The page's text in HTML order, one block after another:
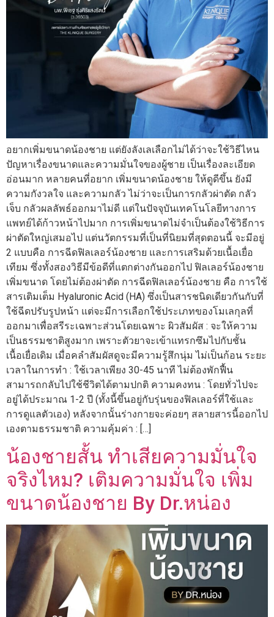
อยากเพิ่มขนาดน้องชาย แต่ยังลังเลเลือกไม่ได้ว่าจะใช้วิธีไหน
ปัญหาเรื่องขนาดและความมั่นใจของผู้ชาย เป็นเรื่องละเอียด
อ่อนมาก หลายคนที่อยาก เพิ่มขนาดน้องชาย ให้ดูดีขึ้น ยังมี
ความกังวลใจ และความกลัว ไม่ว่าจะเป็นการกลัวผ่าตัด กลัว
เจ็บ กลัวผลลัพธ์ออกมาไม่ดี แต่ในปัจจุบันเทคโนโลยีทางการ
แพทย์ได้ก้าวหน้าไปมาก การเพิ่มขนาดไม่จำเป็นต้องใช้วิธีการ
ผ่าตัดใหญ่เสมอไป แต่นวัตกรรมที่เป็นที่นิยมที่สุดตอนนี้ จะมีอยู่
2 แบบคือ การฉีดฟิลเลอร์น้องชาย และการเสริมด้วยเนื้อเยื่อ
เทียม ซึ่งทั้งสองวิธีมีข้อดีที่แตกต่างกันออกไป ฟิลเลอร์น้องชาย
เพิ่มขนาด โดยไม่ต้องผ่าตัด การฉีดฟิลเลอร์น้องชาย คือ การใช้
สารเติมเต็ม Hyaluronic Acid (HA) ซึ่งเป็นสารชนิดเดียวกันกับที่
ใช้ฉีดปรับรูปหน้า แต่จะมีการเลือกใช้ประเภทของโมเลกุลที่
ออกมาเพื่อสรีระเฉพาะส่วนโดยเฉพาะ ผิวสัมผัส : จะให้ความ
เป็นธรรมชาติสูงมาก เพราะตัวยาจะเข้าแทรกซึมไปกับชั้น
เนื้อเยื่อเดิม เมื่อคลำสัมผัสดูจะมีความรู้สึกนุ่ม ไม่เป็นก้อน ระยะ
เวลาในการทำ : ใช้เวลาเพียง 30-45 นาที ไม่ต้องพักฟื้น
สามารถกลับไปใช้ชีวิตได้ตามปกติ ความคงทน : โดยทั่วไปจะ
อยู่ได้ประมาณ 1-2 ปี (ทั้งนี้ขึ้นอยู่กับรุ่นของฟิลเลอร์ที่ใช้และ
การดูแลตัวเอง) หลังจากนั้นร่างกายจะค่อยๆ สลายสารนี้ออกไป
เองตามธรรมชาติ ความคุ้มค่า : […]
น้องชายสั้น ทำเสียความมั่นใจ
จริงไหม? เติมความมั่นใจ เพิ่ม
ขนาดน้องชาย By Dr.หน่อง